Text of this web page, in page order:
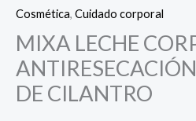
Cosmética, Cuidado corporal
MIXA LECHE
DE CILANTRO